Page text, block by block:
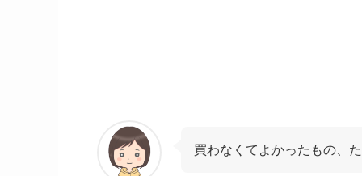
買わなくてよかったもの、